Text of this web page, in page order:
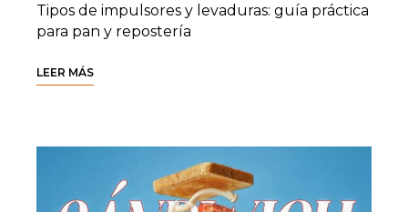
Tipos de impulsores y levaduras: guía práctica
para pan y repostería
LEER MÁS